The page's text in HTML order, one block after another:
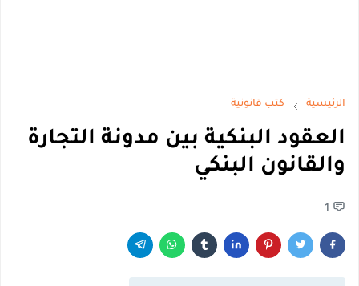
الرئيسية كتب قانونية
العقود البنكية بين مدونة التجارة
والقانون البنكي
1